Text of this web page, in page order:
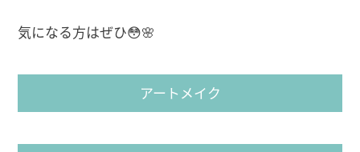
気になる方はぜひ😳🌸
アートメイク